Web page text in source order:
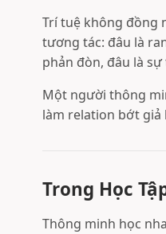
Trí tuệ không đồng
tương tác: đâu là
phản đòn, đâu là
Một người thông
làm relation bớt giả
Trong Học
Thông minh học